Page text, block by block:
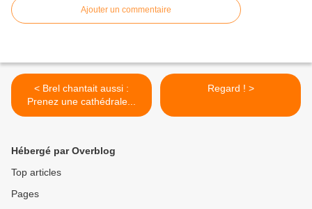
Ajouter un commentaire
< Brel chantait aussi :
Prenez une cathédrale...
Regard ! >
Hébergé par Overblog
Top articles
Pages